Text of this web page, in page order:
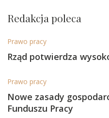
Redakcja poleca
Prawo pracy
Rząd potwierdza
Prawo pracy
Nowe zasady
Funduszu Pracy